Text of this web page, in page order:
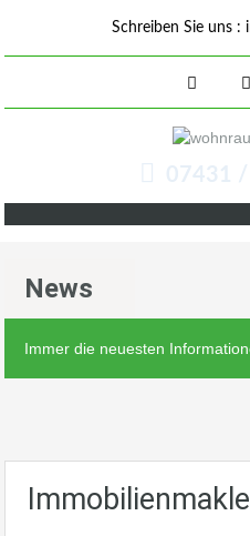
Schreiben Sie uns :
07431
News
Immer die neuesten